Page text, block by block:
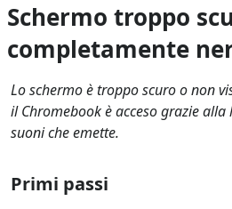
Schermo troppo
completamente
Lo schermo è troppo scuro o non
il Chromebook è acceso grazie alla
suoni che emette.
Primi passi